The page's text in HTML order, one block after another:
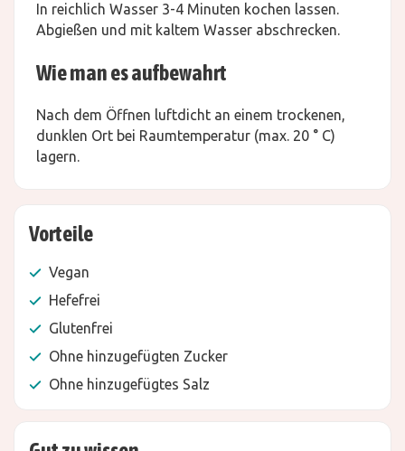
In reichlich Wasser 3-4 Minuten kochen lassen.
Abgießen und mit kaltem Wasser abschrecken.
Wie man es aufbewahrt
Nach dem Öffnen luftdicht an einem trockenen,
dunklen Ort bei Raumtemperatur (max. 20 ° C)
lagern.
Vorteile
Vegan
Hefefrei
Glutenfrei
Ohne hinzugefügten Zucker
Ohne hinzugefügtes Salz